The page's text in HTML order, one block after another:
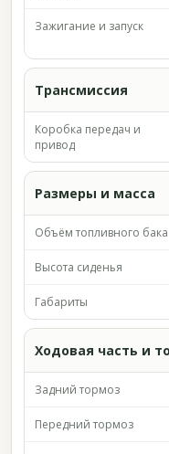
Зажигание и запуск
Трансмиссия
Коробка передач и
привод
Размеры и масса
Объём топливного бака
Высота сиденья
Габариты
Ходовая часть и
Задний тормоз
Передний тормоз